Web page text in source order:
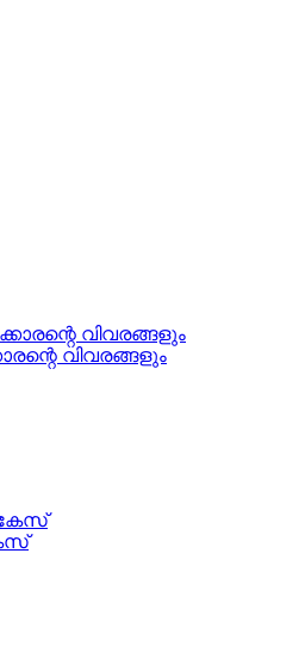
വിവരങ്ങളും